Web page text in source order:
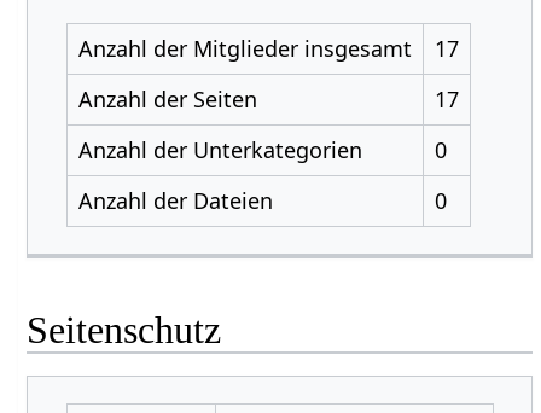
Anzahl der Mitglieder insgesamt
17
Anzahl der Seiten
17
Anzahl der Unterkategorien
0
Anzahl der Dateien
0
Seitenschutz